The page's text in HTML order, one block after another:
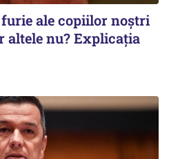
furie ale copiilor noștri
altele nu? Explicația